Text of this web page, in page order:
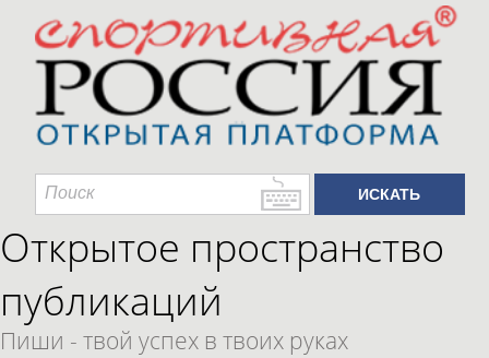
Открытое пространство
публикаций
Пиши - твой успех в твоих руках